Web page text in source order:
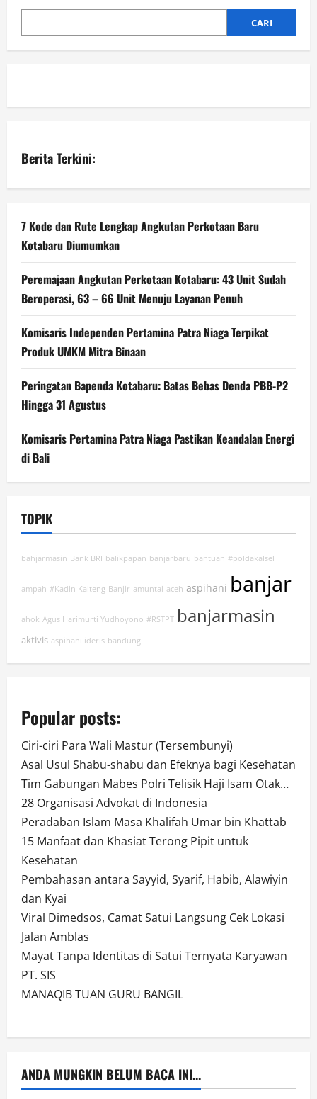
CARI
Berita Terkini:
7 Kode dan Rute Lengkap Angkutan Perkotaan Baru
Kotabaru Diumumkan
Peremajaan Angkutan Perkotaan Kotabaru: 43 Unit Sudah
Beroperasi, 63 – 66 Unit Menuju Layanan Penuh
Komisaris Independen Pertamina Patra Niaga Terpikat
Produk UMKM Mitra Binaan
Peringatan Bapenda Kotabaru: Batas Bebas Denda PBB-P2
Hingga 31 Agustus
Komisaris Pertamina Patra Niaga Pastikan Keandalan Energi
di Bali
TOPIK
bahjarmasin Bank BRI balikpapan banjarbaru bantuan #poldakalsel
ampah #Kadin Kalteng Banjir amuntai aceh aspihani banjar
ahok Agus Harimurti Yudhoyono #RSTPT banjarmasin
aktivis aspihani ideris bandung
Popular posts:
Ciri-ciri Para Wali Mastur (Tersembunyi)
Asal Usul Shabu-shabu dan Efeknya bagi Kesehatan
Tim Gabungan Mabes Polri Telisik Haji Isam Otak…
28 Organisasi Advokat di Indonesia
Peradaban Islam Masa Khalifah Umar bin Khattab
15 Manfaat dan Khasiat Terong Pipit untuk
Kesehatan
Pembahasan antara Sayyid, Syarif, Habib, Alawiyin
dan Kyai
Viral Dimedsos, Camat Satui Langsung Cek Lokasi
Jalan Amblas
Mayat Tanpa Identitas di Satui Ternyata Karyawan
PT. SIS
MANAQIB TUAN GURU BANGIL
ANDA MUNGKIN BELUM BACA INI...